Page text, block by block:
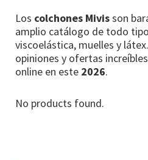
Los colchones Mivisson
amplio catálogo de todo
viscoelástica, muelles y
opiniones y ofertas
online en este 2026.
No products found.